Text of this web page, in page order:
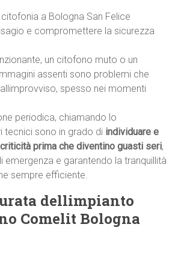
a Bologna San Felice
e compromettere la sicurezza
un citofono muto o un
assenti sono problemi che
spesso nei momenti
periodica, chiamando lo
tecnici sono in grado di individuare e
prima che diventino guasti seri,
emergenza e garantendo la tranquillità
sempre efficiente.
dellimpianto
Comelit Bologna